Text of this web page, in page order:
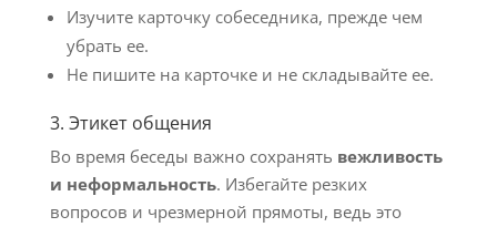
Изучите карточку собеседника, прежде чем
убрать ее.
Не пишите на карточке и не складывайте ее.
3. Этикет общения
Во время беседы важно сохранять вежливость
и неформальность. Избегайте резких
вопросов и чрезмерной прямоты, ведь это